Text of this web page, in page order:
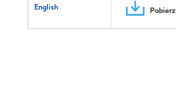
English Pobierz